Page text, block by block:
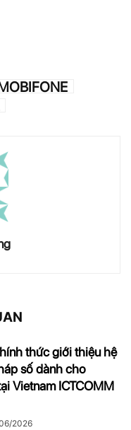
thức giới thiệu hệ
số dành cho
Vietnam ICTCOMM
2026